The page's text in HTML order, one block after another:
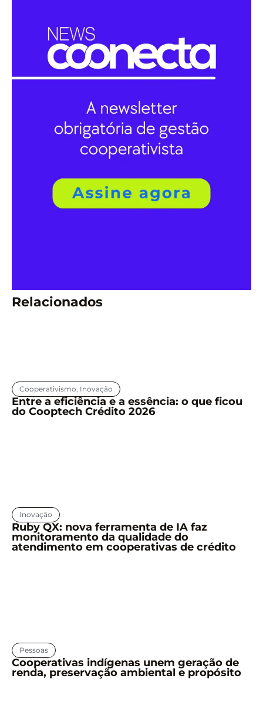
Relacionados
Cooperativismo Inovação
Entre a eficiência e a essência: o que ficou
do Cooptech Crédito 2026
Inovação
Ruby QX: nova ferramenta de IA faz
monitoramento da qualidade do
atendimento em cooperativas de crédito
Pessoas
Cooperativas indígenas unem geração de
renda, preservação ambiental e propósito